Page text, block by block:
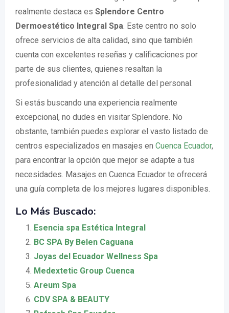
realmente destaca es Splendore Centro
Dermoestético Integral Spa. Este centro no solo
ofrece servicios de alta calidad, sino que también
cuenta con excelentes reseñas y calificaciones por
parte de sus clientes, quienes resaltan la
profesionalidad y atención al detalle del personal.
Si estás buscando una experiencia realmente
excepcional, no dudes en visitar Splendore. No
obstante, también puedes explorar el vasto listado de
centros especializados en masajes en Cuenca Ecuador,
para encontrar la opción que mejor se adapte a tus
necesidades. Masajes en Cuenca Ecuador te ofrecerá
una guía completa de los mejores lugares disponibles.
Lo Más Buscado:
Esencia spa Estética Integral
BC SPA By Belen Caguana
Joyas del Ecuador Wellness Spa
Medextetic Group Cuenca
Areum Spa
CDV SPA & BEAUTY